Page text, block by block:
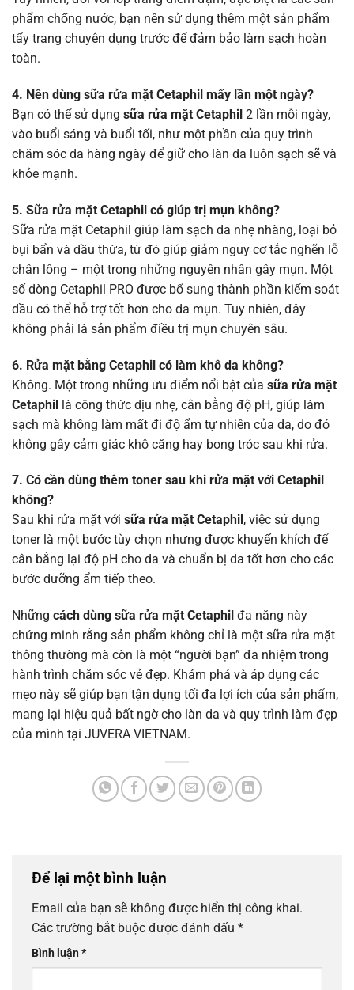
phẩm chống nước, bạn nên sử dụng thêm một sản phẩm
tẩy trang chuyên dụng trước để đảm bảo làm sạch hoàn
toàn.
4. Nên dùng sữa rửa mặt Cetaphil mấy lần một ngày?
Bạn có thể sử dụng sữa rửa mặt Cetaphil 2 lần mỗi ngày,
vào buổi sáng và buổi tối, như một phần của quy trình
chăm sóc da hàng ngày để giữ cho làn da luôn sạch sẽ và
khỏe mạnh.
5. Sữa rửa mặt Cetaphil có giúp trị mụn không?
Sữa rửa mặt Cetaphil giúp làm sạch da nhẹ nhàng, loại bỏ
bụi bẩn và dầu thừa, từ đó giúp giảm nguy cơ tắc nghẽn lỗ
chân lông – một trong những nguyên nhân gây mụn. Một
số dòng Cetaphil PRO được bổ sung thành phần kiểm soát
dầu có thể hỗ trợ tốt hơn cho da mụn. Tuy nhiên, đây
không phải là sản phẩm điều trị mụn chuyên sâu.
6. Rửa mặt bằng Cetaphil có làm khô da không?
Không. Một trong những ưu điểm nổi bật của sữa rửa mặt
Cetaphil là công thức dịu nhẹ, cân bằng độ pH, giúp làm
sạch mà không làm mất đi độ ẩm tự nhiên của da, do đó
không gây cảm giác khô căng hay bong tróc sau khi rửa.
7. Có cần dùng thêm toner sau khi rửa mặt với Cetaphil
không?
Sau khi rửa mặt với sữa rửa mặt Cetaphil , việc sử dụng
toner là một bước tùy chọn nhưng được khuyến khích để
cân bằng lại độ pH cho da và chuẩn bị da tốt hơn cho các
bước dưỡng ẩm tiếp theo.
Những cách dùng sữa rửa mặt Cetaphil đa năng này
chứng minh rằng sản phẩm không chỉ là một sữa rửa mặt
thông thường mà còn là một “người bạn” đa nhiệm trong
hành trình chăm sóc vẻ đẹp. Khám phá và áp dụng các
mẹo này sẽ giúp bạn tận dụng tối đa lợi ích của sản phẩm,
mang lại hiệu quả bất ngờ cho làn da và quy trình làm đẹp
của mình tại JUVERA VIETNAM.
Để lại một bình luận
Email của bạn sẽ không được hiển thị công khai.
Các trường bắt buộc được đánh dấu *
Bình luận*